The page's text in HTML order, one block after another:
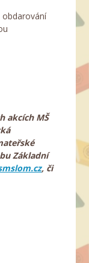
obdarování
akcích MŠ
Základní
, či